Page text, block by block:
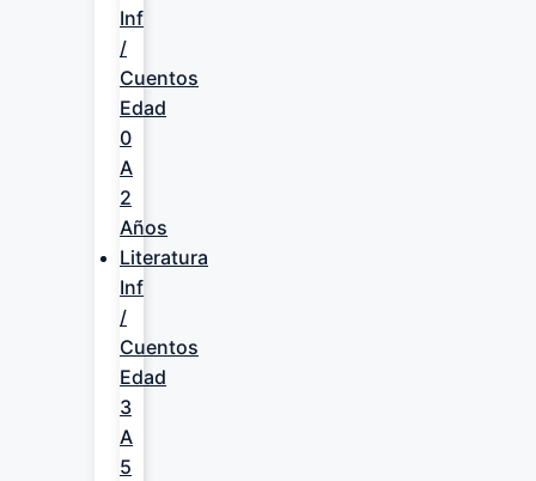
Inf
/
Cuentos
Edad
0
A
2
Años
Literatura
Inf
/
Cuentos
Edad
3
A
5